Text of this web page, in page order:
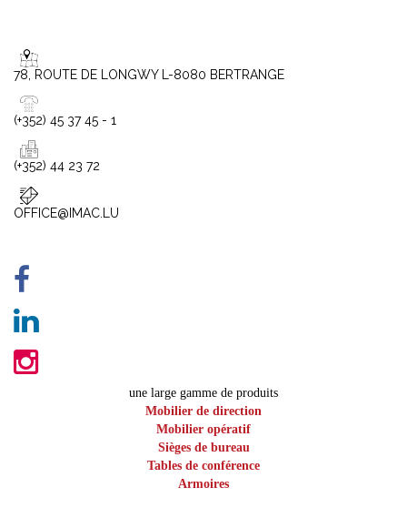
78, ROUTE DE LONGWY L-8080 BERTRANGE
(+352) 45 37 45 - 1
(+352) 44 23 72
OFFICE@IMAC.LU
une large gamme de produits
Mobilier de direction
Mobilier opératif
Sièges de bureau
Tables de conférence
Armoires